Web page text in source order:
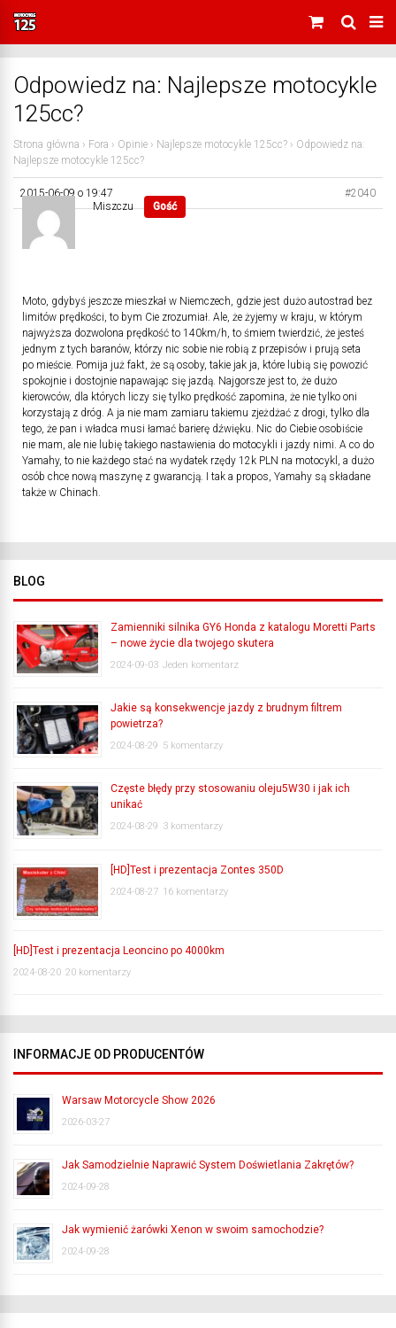
Odpowiedz na: Najlepsze motocykle
125cc?
Strona główna › Fora › Opinie › Najlepsze motocykle 125cc? › Odpowiedz na:
Najlepsze motocykle 125cc?
2015-06-09 o 19:47
#2040
Miszczu
Gość
Moto, gdybyś jeszcze mieszkał w Niemczech, gdzie jest dużo autostrad bez
limitów prędkości, to bym Cie zrozumiał. Ale, że żyjemy w kraju, w którym
najwyższa dozwolona prędkość to 140km/h, to śmiem twierdzić, że jesteś
jednym z tych baranów, którzy nic sobie nie robią z przepisów i prują seta
po mieście. Pomija już fakt, że są osoby, takie jak ja, które lubią się powozić
spokojnie i dostojnie napawając się jazdą. Najgorsze jest to, że dużo
kierowców, dla których liczy się tylko prędkość zapomina, że nie tylko oni
korzystają z dróg. A ja nie mam zamiaru takiemu zjeżdżać z drogi, tylko dla
tego, że pan i władca musi łamać barierę dźwięku. Nic do Ciebie osobiście
nie mam, ale nie lubię takiego nastawienia do motocykli i jazdy nimi. A co do
Yamahy, to nie każdego stać na wydatek rzędy 12k PLN na motocykl, a dużo
osób chce nową maszynę z gwarancją. I tak a propos, Yamahy są składane
także w Chinach.
BLOG
Zamienniki silnika GY6 Honda z katalogu Moretti Parts
– nowe życie dla twojego skutera
2024-09-03 Jeden komentarz
Jakie są konsekwencje jazdy z brudnym filtrem
powietrza?
2024-08-29 5 komentarzy
Częste błędy przy stosowaniu oleju5W30 i jak ich
unikać
2024-08-29 3 komentarzy
[HD]Test i prezentacja Zontes 350D
2024-08-27 16 komentarzy
[HD]Test i prezentacja Leoncino po 4000km
2024-08-20 20 komentarzy
INFORMACJE OD PRODUCENTÓW
Warsaw Motorcycle Show 2026
2026-03-27
Jak Samodzielnie Naprawić System Doświetlania Zakrętów?
2024-09-28
Jak wymienić żarówki Xenon w swoim samochodzie?
2024-09-28